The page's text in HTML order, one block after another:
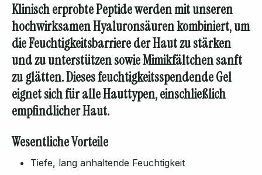
Klinisch erprobte Peptide werden mit unseren
hochwirksamen Hyaluronsäuren kombiniert, um
die Feuchtigkeitsbarriere der Haut zu stärken
und zu unterstützen sowie Mimikfältchen sanft
zu glätten. Dieses feuchtigkeitsspendende Gel
eignet sich für alle Hauttypen, einschließlich
empfindlicher Haut.
Wesentliche Vorteile
Tiefe, lang anhaltende Feuchtigkeit